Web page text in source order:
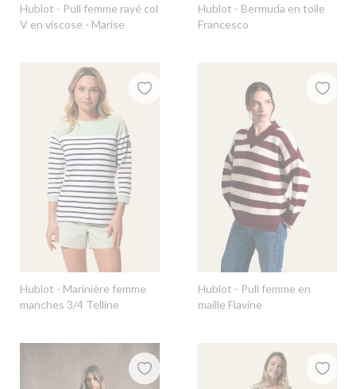
Hublot - Pull femme rayé col
V en viscose - Marise
Hublot - Bermuda en toile
Francesco
Hublot - Marinière femme
manches 3/4 Telline
Hublot - Pull femme en
maille Flavine